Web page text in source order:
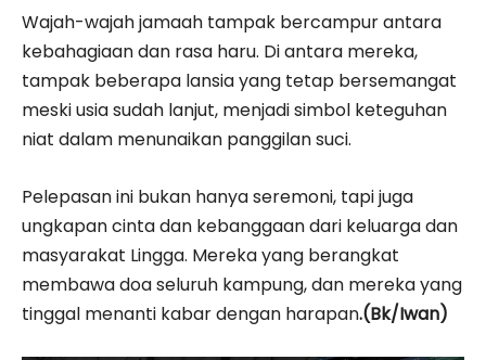
Wajah-wajah jamaah tampak bercampur antara
kebahagiaan dan rasa haru. Di antara mereka,
tampak beberapa lansia yang tetap bersemangat
meski usia sudah lanjut, menjadi simbol keteguhan
niat dalam menunaikan panggilan suci.
Pelepasan ini bukan hanya seremoni, tapi juga
ungkapan cinta dan kebanggaan dari keluarga dan
masyarakat Lingga. Mereka yang berangkat
membawa doa seluruh kampung, dan mereka yang
tinggal menanti kabar dengan harapan.(Bk/Iwan)